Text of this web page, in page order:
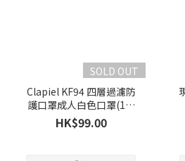
SOLD OUT
Clapiel KF94 四層過濾防
護口罩成人白色口罩(1盒
50個)(8月下旬)
HK$99.00